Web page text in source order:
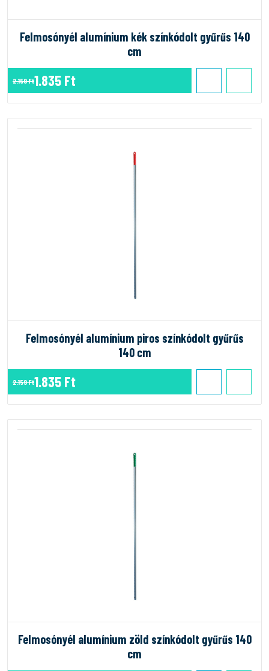
Felmosónyél alumínium kék színkódolt gyűrűs 140
cm
2.159 Ft1.835 Ft
Felmosónyél alumínium piros színkódolt gyűrűs
140 cm
2.159 Ft1.835 Ft
Felmosónyél alumínium zöld színkódolt gyűrűs 140
cm